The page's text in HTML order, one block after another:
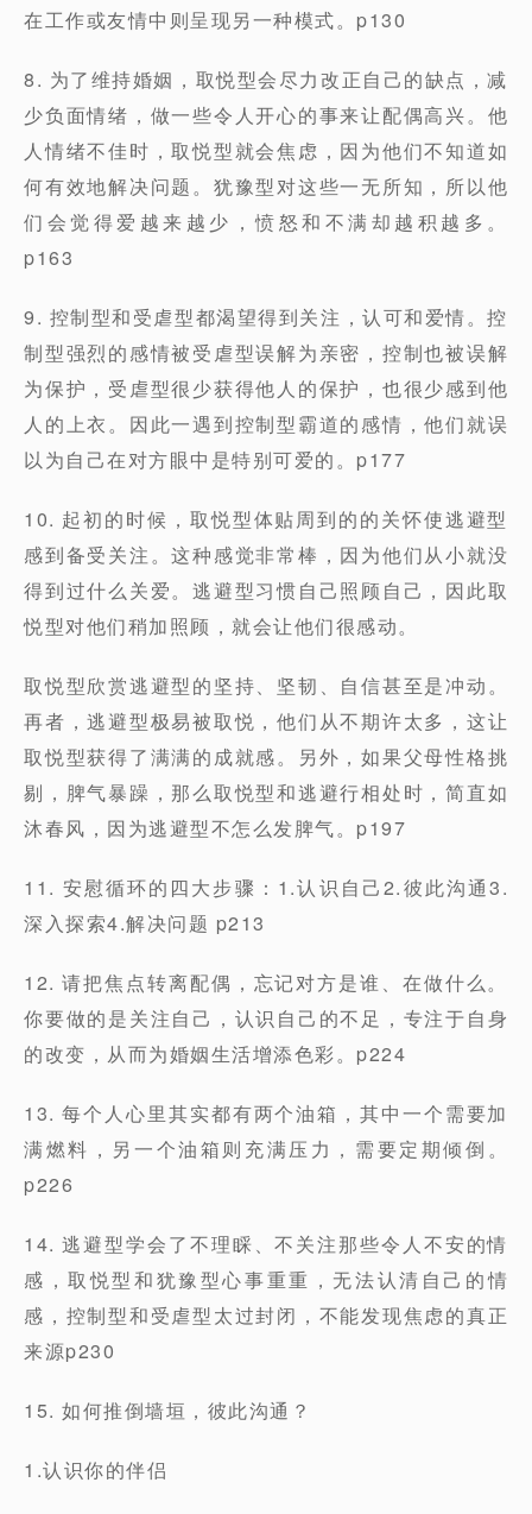
在工作或友情中则呈现另一种模式。p130
8. 为了维持婚姻，取悦型会尽力改正自己的缺点，减
少负面情绪，做一些令人开心的事来让配偶高兴。他
人情绪不佳时，取悦型就会焦虑，因为他们不知道如
何有效地解决问题。犹豫型对这些一无所知，所以他
们会觉得爱越来越少，愤怒和不满却越积越多。
p163
9. 控制型和受虐型都渴望得到关注，认可和爱情。控
制型强烈的感情被受虐型误解为亲密，控制也被误解
为保护，受虐型很少获得他人的保护，也很少感到他
人的上衣。因此一遇到控制型霸道的感情，他们就误
以为自己在对方眼中是特别可爱的。p177
10. 起初的时候，取悦型体贴周到的的关怀使逃避型
感到备受关注。这种感觉非常棒，因为他们从小就没
得到过什么关爱。逃避型习惯自己照顾自己，因此取
悦型对他们稍加照顾，就会让他们很感动。
取悦型欣赏逃避型的坚持、坚韧、自信甚至是冲动。
再者，逃避型极易被取悦，他们从不期许太多，这让
取悦型获得了满满的成就感。另外，如果父母性格挑
剔，脾气暴躁，那么取悦型和逃避行相处时，简直如
沐春风，因为逃避型不怎么发脾气。p197
11. 安慰循环的四大步骤：1.认识自己2.彼此沟通3.
深入探索4.解决问题 p213
12. 请把焦点转离配偶，忘记对方是谁、在做什么。
你要做的是关注自己，认识自己的不足，专注于自身
的改变，从而为婚姻生活增添色彩。p224
13. 每个人心里其实都有两个油箱，其中一个需要加
满燃料，另一个油箱则充满压力，需要定期倾倒。
p226
14. 逃避型学会了不理睬、不关注那些令人不安的情
感，取悦型和犹豫型心事重重，无法认清自己的情
感，控制型和受虐型太过封闭，不能发现焦虑的真正
来源p230
15. 如何推倒墙垣，彼此沟通？
1.认识你的伴侣